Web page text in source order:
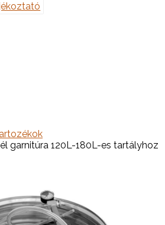
garnitúra 120L-180L-es tartályhoz